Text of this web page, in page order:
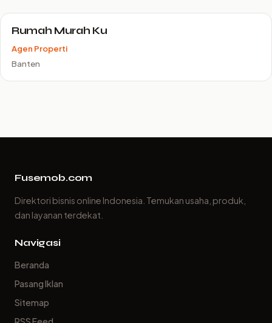
Rumah Murah Ku
Agen Properti
Banten
Fusemob.com
Direktori bisnis online Indonesia. Temukan usaha, produk,
dan layanan terdekat.
Navigasi
Beranda
Pasang Iklan
Sitemap